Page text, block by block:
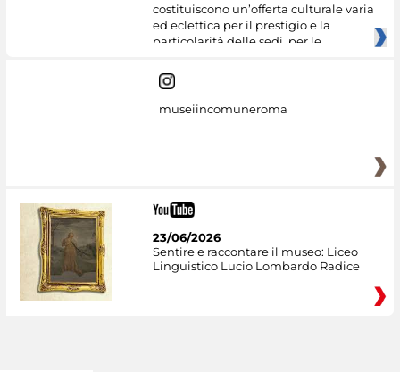
costituiscono un’offerta culturale varia
ed eclettica per il prestigio e la
particolarità delle sedi, per le
museiincomuneroma
23/06/2026
Sentire e raccontare il museo: Liceo
Linguistico Lucio Lombardo Radice